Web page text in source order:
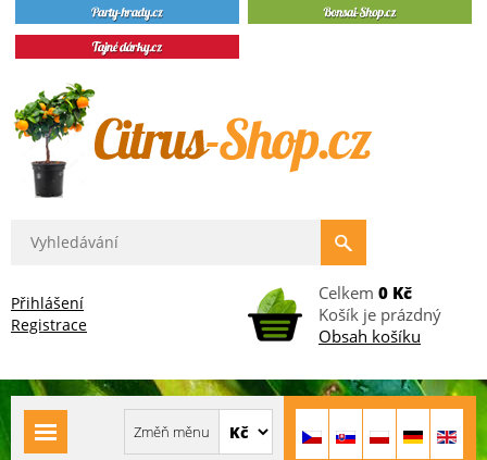
Přihlášení
Registrace
Celkem 0 Kč
Košík je prázdný
Obsah košíku